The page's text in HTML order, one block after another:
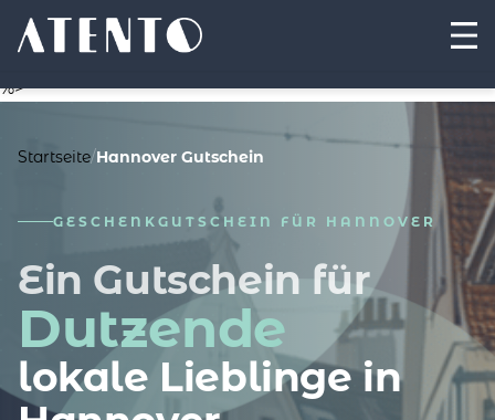
%>
Startseite/Hannover Gutschein
GESCHENKGUTSCHEIN FÜR HANNOVER
Ein Gutschein für
Dutzende
lokale Lieblinge in